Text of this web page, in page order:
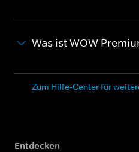
Was ist WOW
Zum Hilfe-Center für
Entdecken